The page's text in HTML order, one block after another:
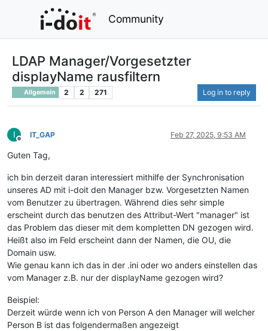
Community
LDAP Manager/Vorgesetzter
displayName rausfiltern
Allgemein 2 2 271 Log in to reply
I
Offline
IT_GAP Feb 27, 2025, 9:53 AM
Guten Tag,
ich bin derzeit daran interessiert mithilfe der Synchronisation
unseres AD mit i-doit den Manager bzw. Vorgesetzten Namen
vom Benutzer zu übertragen. Während dies sehr simple
erscheint durch das benutzen des Attribut-Wert "manager" ist
das Problem das dieser mit dem kompletten DN gezogen wird.
Heißt also im Feld erscheint dann der Namen, die OU, die
Domain usw.
Wie genau kann ich das in der .ini oder wo anders einstellen das
vom Manager z.B. nur der displayName gezogen wird?
Beispiel:
Derzeit würde wenn ich von Person A den Manager will welcher
Person B ist das folgendermaßen angezeigt